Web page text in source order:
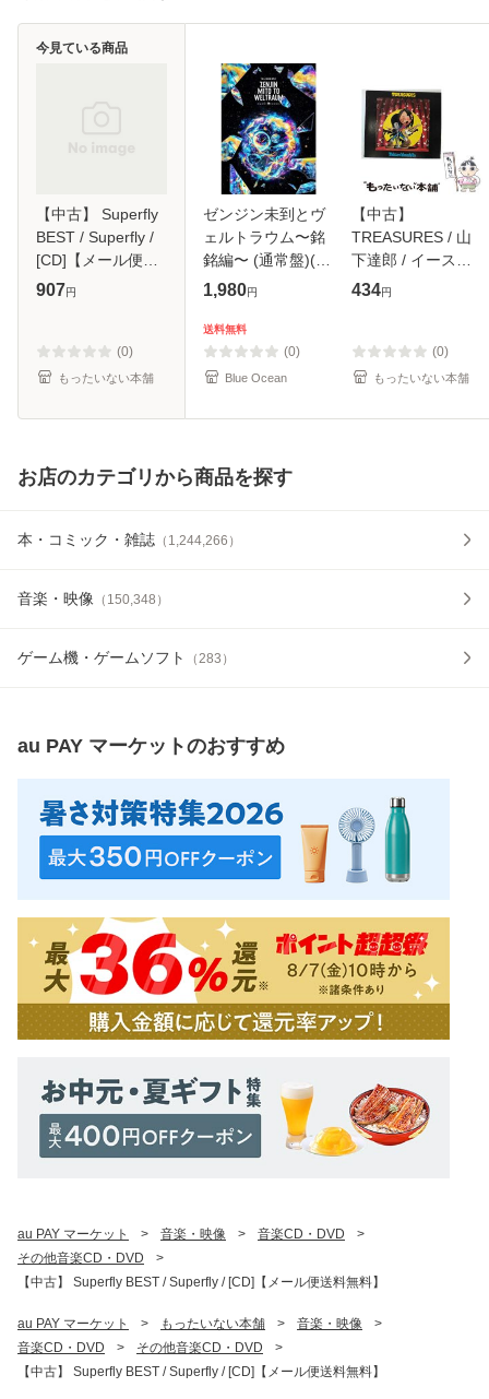
【中古】 Superfly
BEST / Superfly /
[CD]【メール便送
料無料】
907円
(0)
もったいない本舗
今見ている商品
ゼンジン未到とヴ
ェルトラウム〜銘
銘編〜 (通常盤)(2
枚組) [DVD]
1,980円
送料無料
(0)
Blue Ocean
【中古】
TREASURES / 山
下達郎 / イースト
ウエスト・ジャパ
434円
(0)
もったいない本舗
お店のカテゴリから商品を探す
本・コミック・雑誌 （ 1,244,266 ）
音楽・映像 （ 150,348 ）
ゲーム機・ゲームソフト （283 ）
au PAY マーケットのおすすめ
au PAY マーケット > 音楽・映像 > 音楽CD・DVD
>
その他音楽CD・DVD
>
【中古】 Superfly BEST / Superfly / [CD]【メール便送料無料】
au PAY マーケット > もったいない本舗 > 音楽・映像
>
音楽CD・DVD
> その他音楽CD・DVD
>
【中古】 Superfly BEST / Superfly / [CD]【メール便送料無料】